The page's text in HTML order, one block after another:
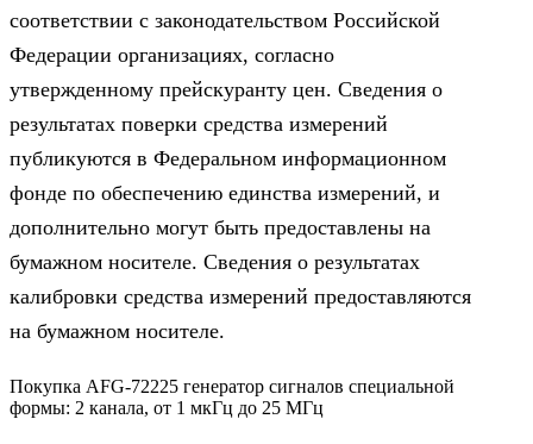
соответствии с законодательством Российской
Федерации организациях, согласно
утвержденному прейскуранту цен. Сведения о
результатах поверки средства измерений
публикуются в Федеральном информационном
фонде по обеспечению единства измерений, и
дополнительно могут быть предоставлены на
бумажном носителе. Сведения о результатах
калибровки средства измерений предоставляются
на бумажном носителе.
Покупка AFG-72225 генератор сигналов специальной
формы: 2 канала, от 1 мкГц до 25 МГц